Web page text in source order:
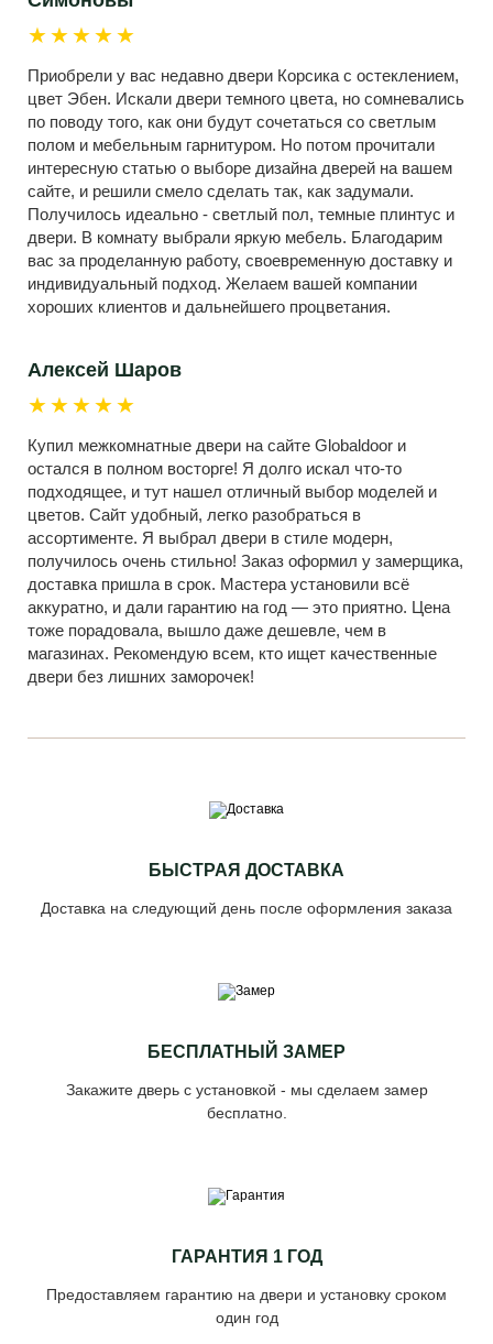
★★★★★
Приобрели у вас недавно двери Корсика с остеклением,
цвет Эбен. Искали двери темного цвета, но сомневались
по поводу того, как они будут сочетаться со светлым
полом и мебельным гарнитуром. Но потом прочитали
интересную статью о выборе дизайна дверей на вашем
сайте, и решили смело сделать так, как задумали.
Получилось идеально - светлый пол, темные плинтус и
двери. В комнату выбрали яркую мебель. Благодарим
вас за проделанную работу, своевременную доставку и
индивидуальный подход. Желаем вашей компании
хороших клиентов и дальнейшего процветания.
Алексей Шаров
★★★★★
Купил межкомнатные двери на сайте Globaldoor и
остался в полном восторге! Я долго искал что-то
подходящее, и тут нашел отличный выбор моделей и
цветов. Сайт удобный, легко разобраться в
ассортименте. Я выбрал двери в стиле модерн,
получилось очень стильно! Заказ оформил у замерщика,
доставка пришла в срок. Мастера установили всё
аккуратно, и дали гарантию на год — это приятно. Цена
тоже порадовала, вышло даже дешевле, чем в
магазинах. Рекомендую всем, кто ищет качественные
двери без лишних заморочек!
БЫСТРАЯ ДОСТАВКА
Доставка на следующий день после оформления заказа
БЕСПЛАТНЫЙ ЗАМЕР
Закажите дверь с установкой - мы сделаем замер
бесплатно.
ГАРАНТИЯ 1 ГОД
Предоставляем гарантию на двери и установку сроком
один год